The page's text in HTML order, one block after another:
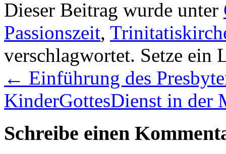
Dieser Beitrag wurde unter
Passionszeit,
verschlagwortet. Setze ein
← Einführung des
KinderGottesDienst in der
Schreibe einen